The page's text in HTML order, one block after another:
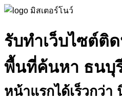
รับทำเว็บไซต์ติ
พื้นที่ค้นหา ธนบุ
หน้าแรกได้เร็วกว่า